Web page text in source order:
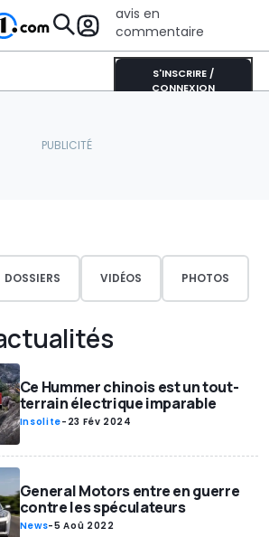
avis en
commentaire
S'INSCRIRE /
CONNEXION
DOSSIERS VIDÉOS PHOTOS
Ce Hummer chinois est un tout-
terrain électrique imparable
Insolite- 23 Fév 2024
General Motors entre en guerre
contre les spéculateurs
News-5 Aoû 2022